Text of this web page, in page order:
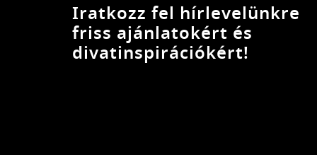
Iratkozz fel hírlevelünkre
friss ajánlatokért és
divatinspirációkért!